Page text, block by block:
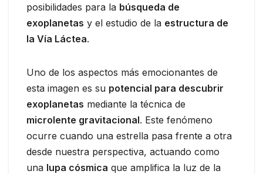
posibilidades para la búsqueda de
exoplanetas y el estudio de la estructura de
la Vía Láctea.
Uno de los aspectos más emocionantes de
esta imagen es su potencial para descubrir
exoplanetas mediante la técnica de
microlente gravitacional. Este fenómeno
ocurre cuando una estrella pasa frente a otra
desde nuestra perspectiva, actuando como
una lupa cósmica que amplifica la luz de la